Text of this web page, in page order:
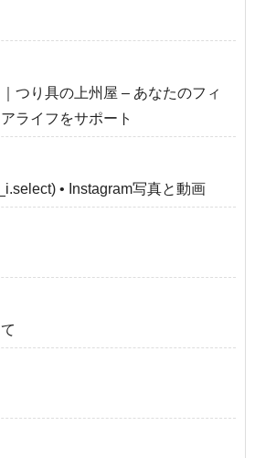
つり具の上州屋 – あなたのフィ
ライフをサポート
• Instagram写真と動画